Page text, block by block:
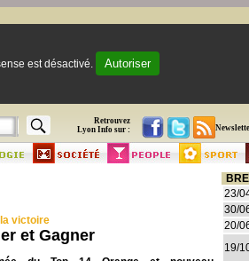
est désactivé. Autoriser
Retrouvez
Lyon Info sur :
victoire
et Gagner
23/
30/
20/
19/